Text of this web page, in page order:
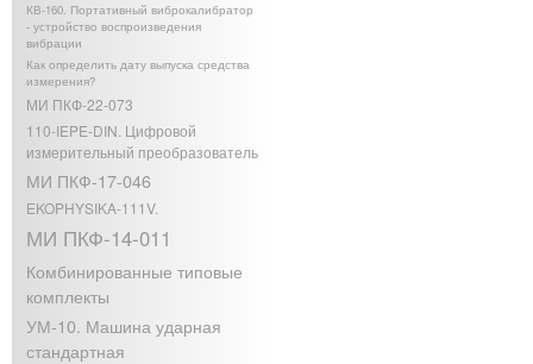
КВ-160. Портативный виброкалибратор
- устройство воспроизведения
вибрации
Как определить дату выпуска средства
измерения?
МИ ПКФ-22-073
110-IEPE-DIN. Цифровой
измерительный преобразователь
МИ ПКФ-17-046
EKOPHYSIKA-111V.
МИ ПКФ-14-011
Комбинированные типовые
комплекты
УМ-10. Машина ударная
стандартная